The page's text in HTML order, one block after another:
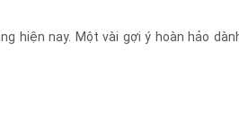
hiện nay. Một vài gợi ý hoàn hảo